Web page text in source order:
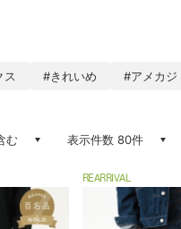
ス #きれいめ #アメカジ
む 表示件数 80件
REARRIVAL